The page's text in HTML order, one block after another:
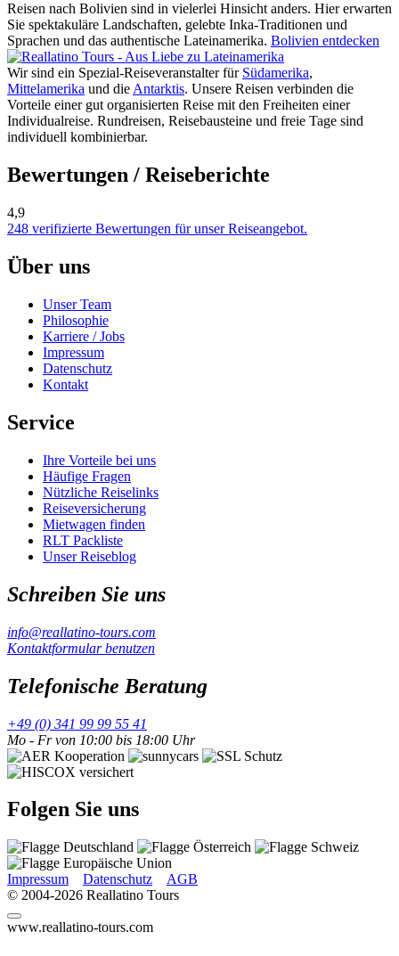
Reisen nach Bolivien sind in vielerlei Hinsicht anders. Hier erwarten
Sie spektakuläre Landschaften, gelebte Inka-Traditionen und
Sprachen und das authentische Lateinamerika. Bolivien entdecken
Wir sind ein Spezial-Reiseveranstalter für Südamerika,
Mittelamerika und dieAntarktis. Unsere Reisen verbinden die
Vorteile einer gut organisierten Reise mit den Freiheiten einer
Individualreise. Rundreisen, Reisebausteine und freie Tage sind
individuell kombinierbar.
Bewertungen / Reiseberichte
4,9
248 verifizierte Bewertungen für unser Reiseangebot.
Über uns
Unser Team
Philosophie
Karriere / Jobs
Impressum
Datenschutz
Kontakt
Service
Ihre Vorteile bei uns
Häufige Fragen
Nützliche Reiselinks
Reiseversicherung
Mietwagen finden
RLT Packliste
Unser Reiseblog
Schreiben Sie uns
info@reallatino-tours.com
Kontaktformular benutzen
Telefonische Beratung
+49 (0) 341 99 99 55 41
Mo - Fr von 10:00 bis 18:00 Uhr
Folgen Sie uns
Impressum Datenschutz
AGB
© 2004-2026 Reallatino Tours
www.reallatino-tours.com